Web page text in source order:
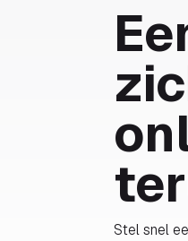
Stel snel